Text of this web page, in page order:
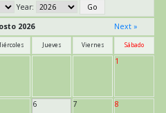
Year:
2026 Next »
Jueves Viernes Sábado
1
6 7 8